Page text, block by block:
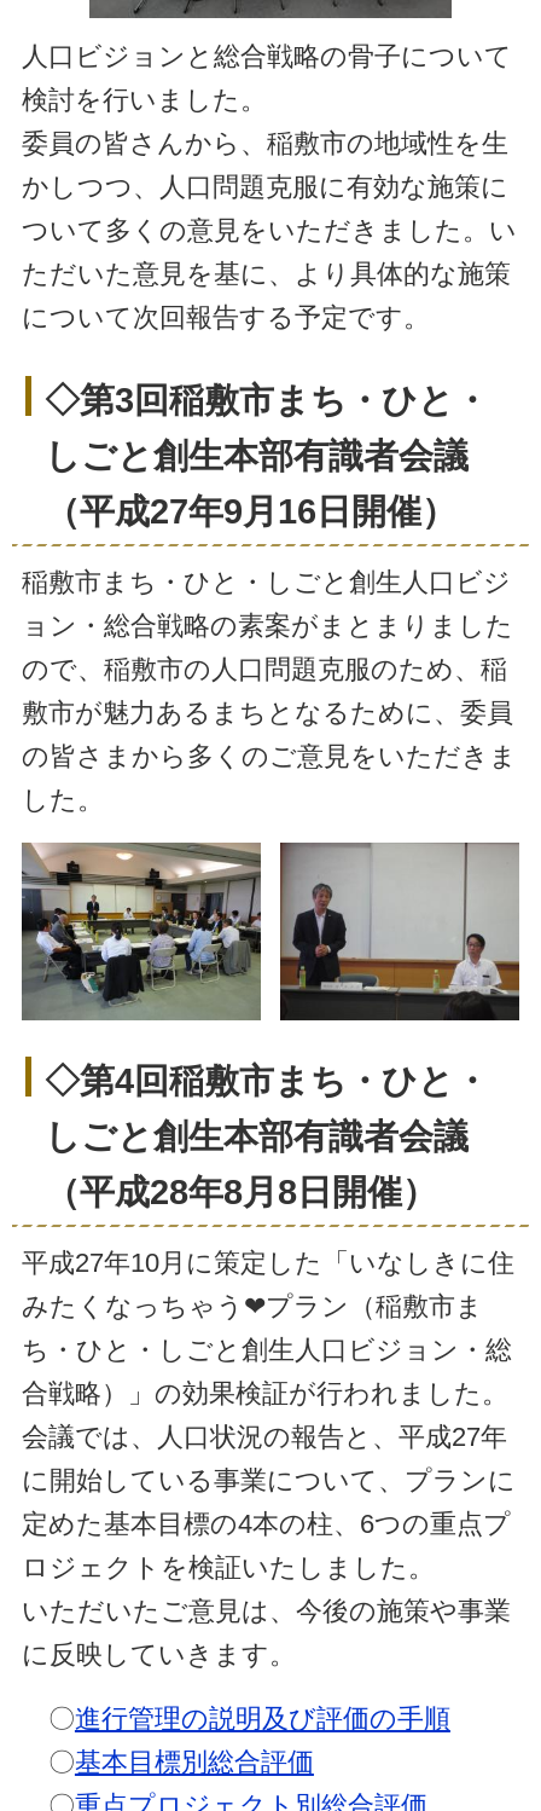
人口ビジョンと総合戦略の骨子について
検討を行いました。
委員の皆さんから、稲敷市の地域性を生
かしつつ、人口問題克服に有効な施策に
ついて多くの意見をいただきました。い
ただいた意見を基に、より具体的な施策
について次回報告する予定です。
◇第3回稲敷市まち・ひと・
しごと創生本部有識者会議
（平成27年9月16日開催）
稲敷市まち・ひと・しごと創生人口ビジ
ョン・総合戦略の素案がまとまりました
ので、稲敷市の人口問題克服のため、稲
敷市が魅力あるまちとなるために、委員
の皆さまから多くのご意見をいただきま
した。
◇第4回稲敷市まち・ひと・
しごと創生本部有識者会議
（平成28年8月8日開催）
平成27年10月に策定した「いなしきに住
みたくなっちゃう❤プラン（稲敷市ま
ち・ひと・しごと創生人口ビジョン・総
合戦略）」の効果検証が行われました。
会議では、人口状況の報告と、平成27年
に開始している事業について、プランに
定めた基本目標の4本の柱、6つの重点プ
ロジェクトを検証いたしました。
いただいたご意見は、今後の施策や事業
に反映していきます。
〇進行管理の説明及び評価の手順
〇基本目標別総合評価